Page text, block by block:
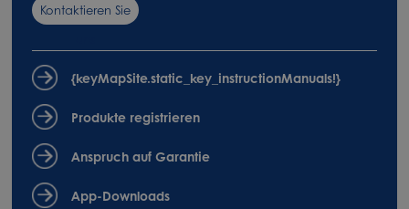
Kontaktieren Sie
{keyMapSite.static_key_instructionManuals!}
Produkte registrieren
Anspruch auf Garantie
App-Downloads